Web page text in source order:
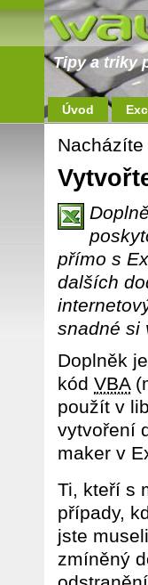
Tipy a triky
Úvod
Nacházíte
přímo s
dalších
snadné si
Doplněk
kód VBA
použít v
vytvoření
maker v
Ti, kteří s
případy,
jste
zmíněný